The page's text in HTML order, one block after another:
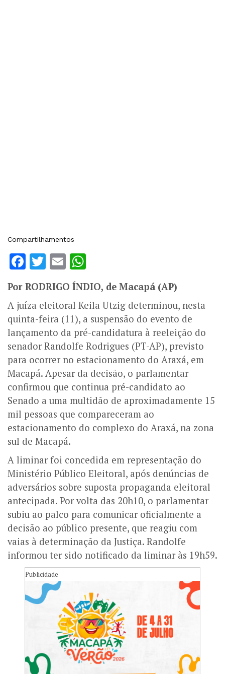
Compartilhamentos
Facebook
Twitter
Email
Por RODRIGO ÍNDIO, de Macapá (AP)
A juíza eleitoral Keila Utzig determinou, nesta
quinta-feira (11), a suspensão do evento de
lançamento da pré-candidatura à reeleição do
senador Randolfe Rodrigues (PT-AP), previsto
para ocorrer no estacionamento do Araxá, em
Macapá. Apesar da decisão, o parlamentar
confirmou que continua pré-candidato ao
Senado a uma multidão de aproximadamente 15
mil pessoas que compareceram ao
estacionamento do complexo do Araxá, na zona
sul de Macapá.
A liminar foi concedida em representação do
Ministério Público Eleitoral, após denúncias de
adversários sobre suposta propaganda eleitoral
antecipada. Por volta das 20h10, o parlamentar
subiu ao palco para comunicar oficialmente a
decisão ao público presente, que reagiu com
vaias à determinação da Justiça. Randolfe
informou ter sido notificado da liminar às 19h59.
Publicidade